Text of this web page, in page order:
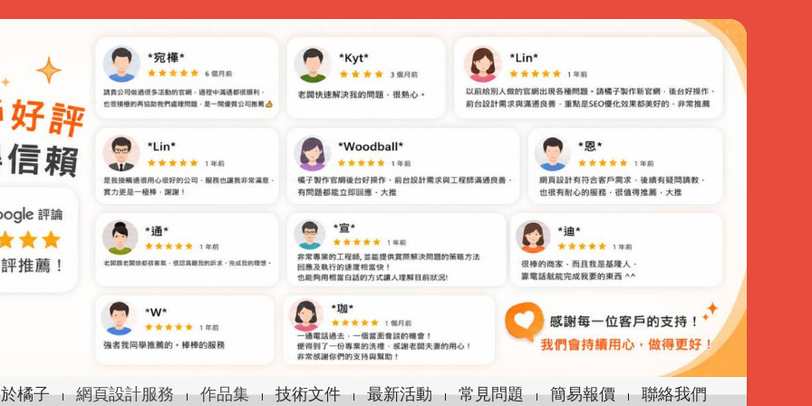
橘子 網頁設計服務 作品集 技術文件 最新活動 常見問題 簡易報價 聯絡我們